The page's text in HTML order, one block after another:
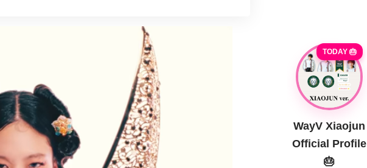
TODAY 🎂
WayV Xiaojun
Official Profile
🎂